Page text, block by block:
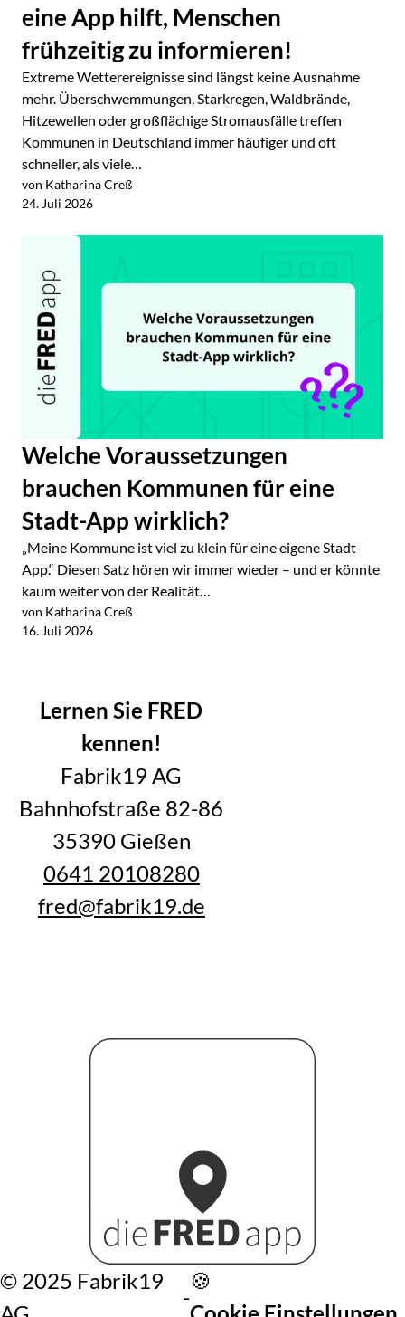
eine App hilft, Menschen
frühzeitig zu informieren!
Extreme Wetterereignisse sind längst keine Ausnahme
mehr. Überschwemmungen, Starkregen, Waldbrände,
Hitzewellen oder großflächige Stromausfälle treffen
Kommunen in Deutschland immer häufiger und oft
schneller, als viele…
von Katharina Creß
24. Juli 2026
Welche Voraussetzungen
brauchen Kommunen für eine
Stadt-App wirklich?
„Meine Kommune ist viel zu klein für eine eigene Stadt-
App.“ Diesen Satz hören wir immer wieder – und er könnte
kaum weiter von der Realität…
von Katharina Creß
16. Juli 2026
Lernen Sie FRED
kennen!
Fabrik19 AG
Bahnhofstraße 82-86
35390 Gießen
0641 20108280
fred@fabrik19.de
©️ 2025 Fabrik19
-
🍪